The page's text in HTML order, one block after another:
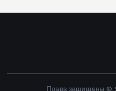
Права защищены ©